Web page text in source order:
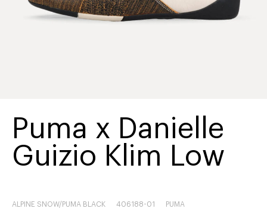
Puma x Danielle
Guizio Klim Low
ALPINE SNOW/PUMA BLACK 406188-01 PUMA